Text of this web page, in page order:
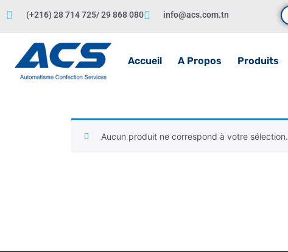
(+216) 28 714 725/ 29 868 080 info@acs.com.tn
Accueil A Propos Produits
Aucun produit ne correspond à votre sélection.